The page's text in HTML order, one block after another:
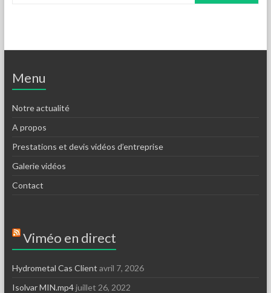
Menu
Notre actualité
A propos
Prestations et devis vidéos d’entreprise
Galerie vidéos
Contact
Viméo en direct
Hydrometal Cas Client avril 7, 2026
Isolvar MIN.mp4juillet 26, 2022